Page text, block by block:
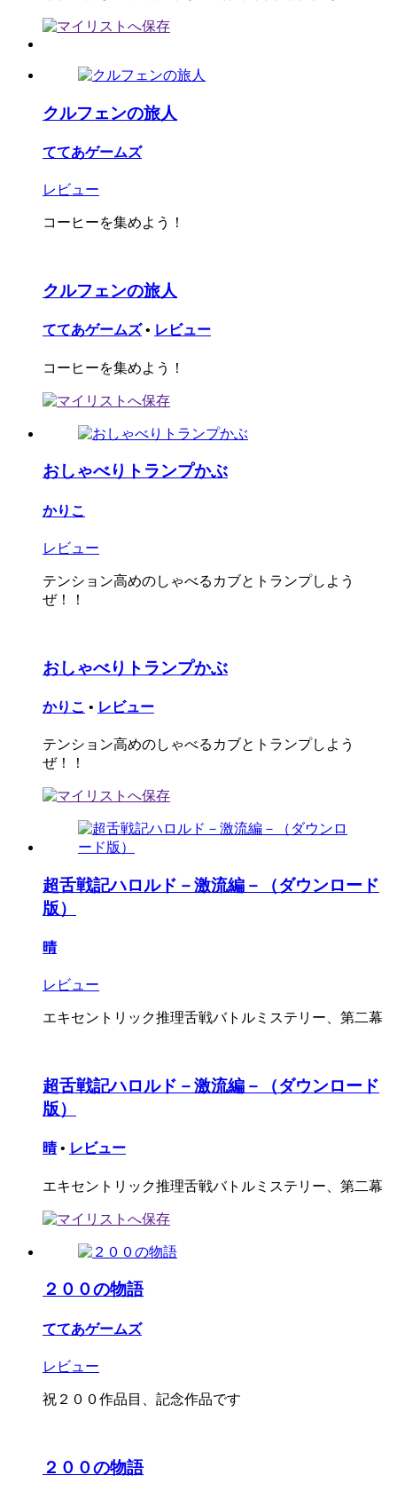
クルフェンの旅人
ててあゲームズ
レビュー
コーヒーを集めよう！
クルフェンの旅人
ててあゲームズ • レビュー
コーヒーを集めよう！
おしゃべりトランプかぶ
かりこ
レビュー
テンション高めのしゃべるカブとトランプしよう
ぜ！！
おしゃべりトランプかぶ
かりこ • レビュー
テンション高めのしゃべるカブとトランプしよう
ぜ！！
超舌戦記ハロルド－激流編－（ダウンロード
版）
晴
レビュー
エキセントリック推理舌戦バトルミステリー、第二幕
超舌戦記ハロルド－激流編－（ダウンロード
版）
晴 • レビュー
エキセントリック推理舌戦バトルミステリー、第二幕
２００の物語
ててあゲームズ
レビュー
祝２００作品目、記念作品です
２００の物語